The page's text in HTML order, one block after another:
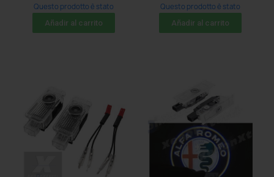
Questo prodotto è stato
acquistato: 14 times
Añadir al carrito
Questo prodotto è stato
acquistato: 14 times
Añadir al carrito